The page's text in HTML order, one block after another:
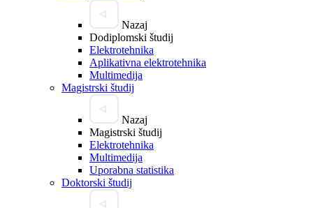
Nazaj
Dodiplomski študij
Elektrotehnika
Aplikativna elektrotehnika
Multimedija
Magistrski študij
Nazaj
Magistrski študij
Elektrotehnika
Multimedija
Uporabna statistika
Doktorski študij